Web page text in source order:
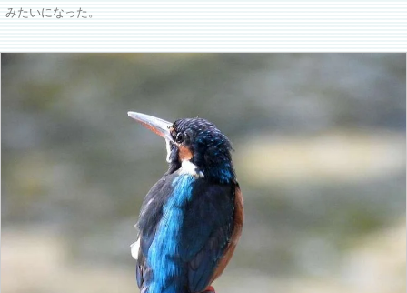
みたいになった。